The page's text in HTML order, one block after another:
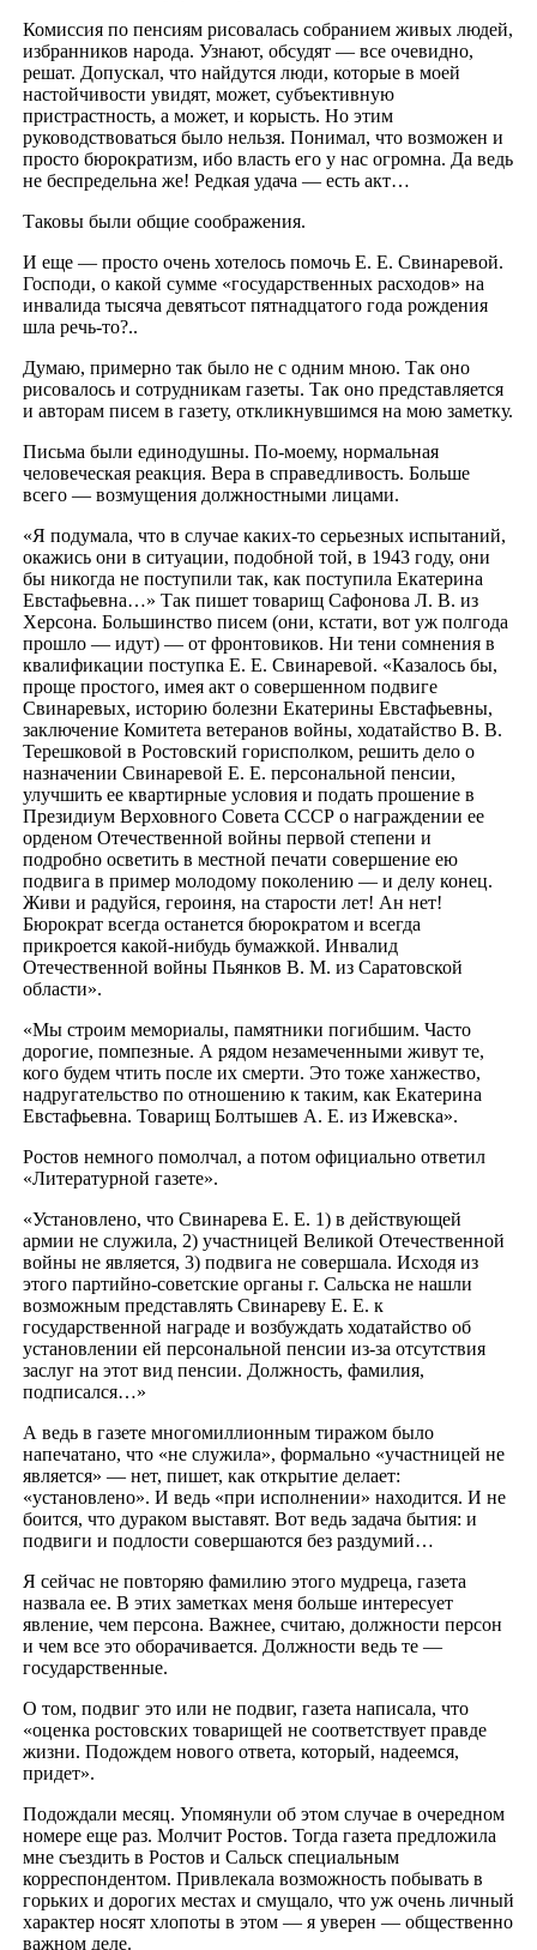
Комиссия по пенсиям рисовалась собранием живых людей,
избранников народа. Узнают, обсудят — все очевидно,
решат. Допускал, что найдутся люди, которые в моей
настойчивости увидят, может, субъективную
пристрастность, а может, и корысть. Но этим
руководствоваться было нельзя. Понимал, что возможен и
просто бюрократизм, ибо власть его у нас огромна. Да ведь
не беспредельна же! Редкая удача — есть акт…
Таковы были общие соображения.
И еще — просто очень хотелось помочь Е. Е. Свинаревой.
Господи, о какой сумме «государственных расходов» на
инвалида тысяча девятьсот пятнадцатого года рождения
шла речь-то?..
Думаю, примерно так было не с одним мною. Так оно
рисовалось и сотрудникам газеты. Так оно представляется
и авторам писем в газету, откликнувшимся на мою заметку.
Письма были единодушны. По-моему, нормальная
человеческая реакция. Вера в справедливость. Больше
всего — возмущения должностными лицами.
«Я подумала, что в случае каких-то серьезных испытаний,
окажись они в ситуации, подобной той, в 1943 году, они
бы никогда не поступили так, как поступила Екатерина
Евстафьевна…» Так пишет товарищ Сафонова Л. В. из
Херсона. Большинство писем (они, кстати, вот уж полгода
прошло — идут) — от фронтовиков. Ни тени сомнения в
квалификации поступка Е. Е. Свинаревой. «Казалось бы,
проще простого, имея акт о совершенном подвиге
Свинаревых, историю болезни Екатерины Евстафьевны,
заключение Комитета ветеранов войны, ходатайство В. В.
Терешковой в Ростовский горисполком, решить дело о
назначении Свинаревой Е. Е. персональной пенсии,
улучшить ее квартирные условия и подать прошение в
Президиум Верховного Совета СССР о награждении ее
орденом Отечественной войны первой степени и
подробно осветить в местной печати совершение ею
подвига в пример молодому поколению — и делу конец.
Живи и радуйся, героиня, на старости лет! Ан нет!
Бюрократ всегда останется бюрократом и всегда
прикроется какой-нибудь бумажкой. Инвалид
Отечественной войны Пьянков В. М. из Саратовской
области».
«Мы строим мемориалы, памятники погибшим. Часто
дорогие, помпезные. А рядом незамеченными живут те,
кого будем чтить после их смерти. Это тоже ханжество,
надругательство по отношению к таким, как Екатерина
Евстафьевна. Товарищ Болтышев А. Е. из Ижевска».
Ростов немного помолчал, а потом официально ответил
«Литературной газете».
«Установлено, что Свинарева Е. Е. 1) в действующей
армии не служила, 2) участницей Великой Отечественной
войны не является, 3) подвига не совершала. Исходя из
этого партийно-советские органы г. Сальска не нашли
возможным представлять Свинареву Е. Е. к
государственной награде и возбуждать ходатайство об
установлении ей персональной пенсии из-за отсутствия
заслуг на этот вид пенсии. Должность, фамилия,
подписался…»
А ведь в газете многомиллионным тиражом было
напечатано, что «не служила», формально «участницей не
является» — нет, пишет, как открытие делает:
«установлено». И ведь «при исполнении» находится. И не
боится, что дураком выставят. Вот ведь задача бытия: и
подвиги и подлости совершаются без раздумий…
Я сейчас не повторяю фамилию этого мудреца, газета
назвала ее. В этих заметках меня больше интересует
явление, чем персона. Важнее, считаю, должности персон
и чем все это оборачивается. Должности ведь те —
государственные.
О том, подвиг это или не подвиг, газета написала, что
«оценка ростовских товарищей не соответствует правде
жизни. Подождем нового ответа, который, надеемся,
придет».
Подождали месяц. Упомянули об этом случае в очередном
номере еще раз. Молчит Ростов. Тогда газета предложила
мне съездить в Ростов и Сальск специальным
корреспондентом. Привлекала возможность побывать в
горьких и дорогих местах и смущало, что уж очень личный
характер носят хлопоты в этом — я уверен — общественно
важном деле.